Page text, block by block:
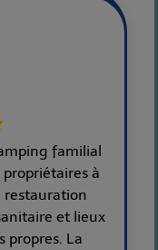
familial
à
restauration
et lieux
propres. La